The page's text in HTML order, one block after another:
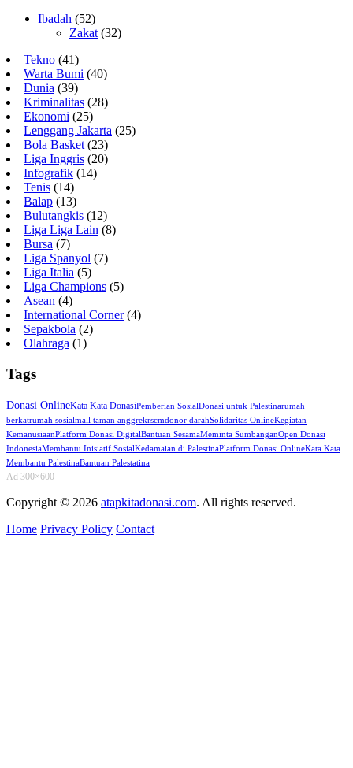
Ibadah (52)
Zakat (32)
Tekno (41)
Warta Bumi (40)
Dunia (39)
Kriminalitas (28)
Ekonomi (25)
Lenggang Jakarta (25)
Bola Basket (23)
Liga Inggris (20)
Infografik (14)
Tenis (14)
Balap (13)
Bulutangkis (12)
Liga Liga Lain (8)
Bursa (7)
Liga Spanyol (7)
Liga Italia (5)
Liga Champions (5)
Asean (4)
International Corner(4)
Sepakbola (2)
Olahraga (1)
Tags
Donasi OnlineKata Kata DonasiPemberian SosialDonasi untuk Palestinarumah
berkatrumah sosialmall taman anggrekrscmdonor darahSolidaritas OnlineKegiatan
KemanusiaanPlatform Donasi DigitalBantuan SesamaMeminta SumbanganOpen Donasi
IndonesiaMembantu Inisiatif SosialKedamaian di PalestinaPlatform Donasi OnlineKata Kata
Membantu PalestinaBantuan Palestatina
Ad 300×600
Copyright © 2026 atapkitadonasi.com. All rights reserved.
Home Privacy Policy Contact